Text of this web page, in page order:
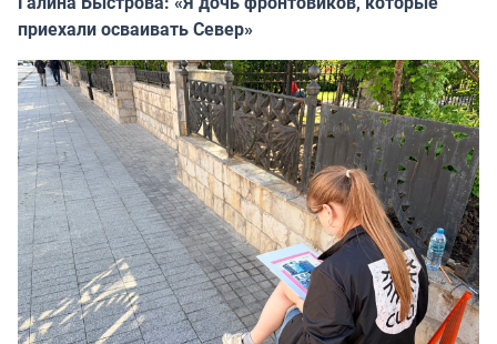
приехали осваивать Север»